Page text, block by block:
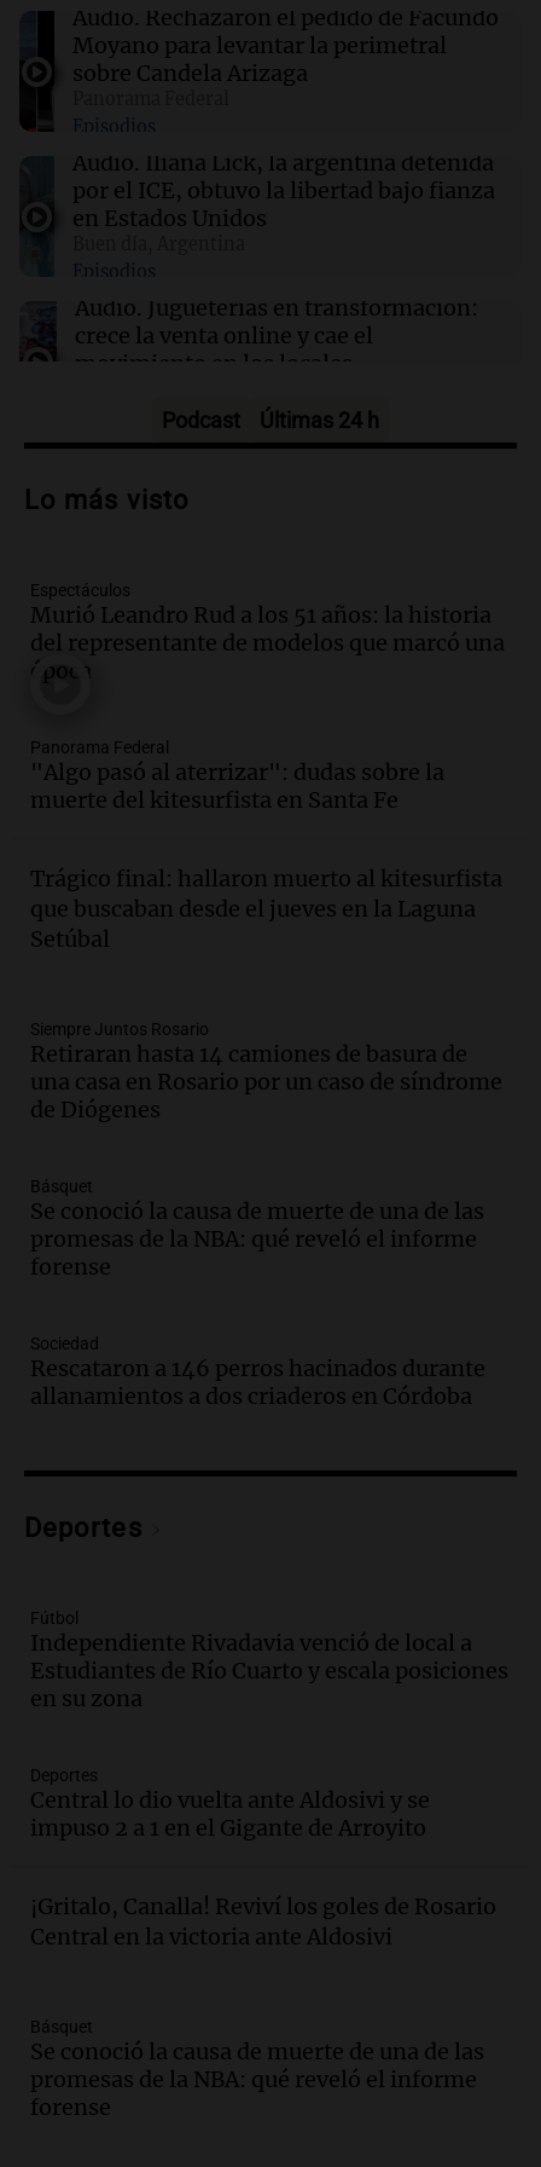
provincias están afectadas este sábado
06:05 Cadena 3 Mundo
de Justicia de Trump en una ajustada votación
00:32 Clima
Clima en Salta: cómo estará el tiempo este
Audio. Rechazaron el pedido de Facundo
Moyano para levantar la perimetral
sobre Candela Arizaga
Episodios
Audio. Iliana Lick, la argentina detenida
por el ICE, obtuvo la libertad bajo fianza
en Estados Unidos
Episodios
Audio. Jugueterías en transformación:
crece la venta online y cae el
movimiento en los locales
qué consecuencias tiene ceder siempre
Audio.
Argentino del Alfajor en el Estadio de
Ferro este fin de semana
Panorama Federal
Audio.El evento más federal del año
reunirá a más de 80 expositores con
sabores únicos
Audio.Mariano Moreno: pasiones
intensas y su legado en la revolución
argentina
Audio.El Ensamble Municipal de Música
Ciudadana de Córdoba deleitó a los
oyentes de la radio a puro tango
Amamos Argentina
Audio.
Marcelo Lamberti (Rosario Central 2 - 1
Aldosivi)
Deportes Rosario
Audio.
Aldosivi (Campaz) - relato Gato Greco
Deportes Rosario
Audio.Nuevo desarrollo urbano y casa
en Villa María
Audio.
la Bulaya abrirá sus puertas mañana con
diversas actividades y sorpresas
Panorama Federal
edificios y proyecta una casa del
estudiante con 48 municipios
involucrados
Audio.1° gol de Rosario Central a
Aldosivi (Zalazar en contra) - relato
Audio.Mañana inicia la gran exposición
en la Sociedad Rural de Bulaya con
actividades para toda la familia
Podcast Últimas 24 h
Lo más visto
Espectáculos
Murió Leandro Rud a los 51 años: la historia
del representante de modelos que marcó una
época
Panorama Federal
"Algo pasó al aterrizar": dudas sobre la
muerte del kitesurfista en Santa Fe
Trágico final: hallaron muerto al kitesurfista
que buscaban desde el jueves en la Laguna
Setúbal
Siempre Juntos Rosario
Retiraran hasta 14 camiones de basura de
una casa en Rosario por un caso de síndrome
de Diógenes
Básquet
Se conoció la causa de muerte de una de las
promesas de la NBA: qué reveló el informe
forense
Sociedad
Rescataron a 146 perros hacinados durante
allanamientos a dos criaderos en Córdoba
Deportes
Fútbol
Independiente Rivadavia venció de local a
Estudiantes de Río Cuarto y escala posiciones
en su zona
Deportes
Central lo dio vuelta ante Aldosivi y se
impuso 2 a 1 en el Gigante de Arroyito
¡Gritalo, Canalla! Reviví los goles de Rosario
Central en la victoria ante Aldosivi
Básquet
Se conoció la causa de muerte de una de las
promesas de la NBA: qué reveló el informe
forense